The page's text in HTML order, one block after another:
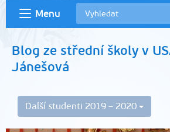
Menu
Blog ze střední školy v
Jánešová
Další studenti 2019 – 2020